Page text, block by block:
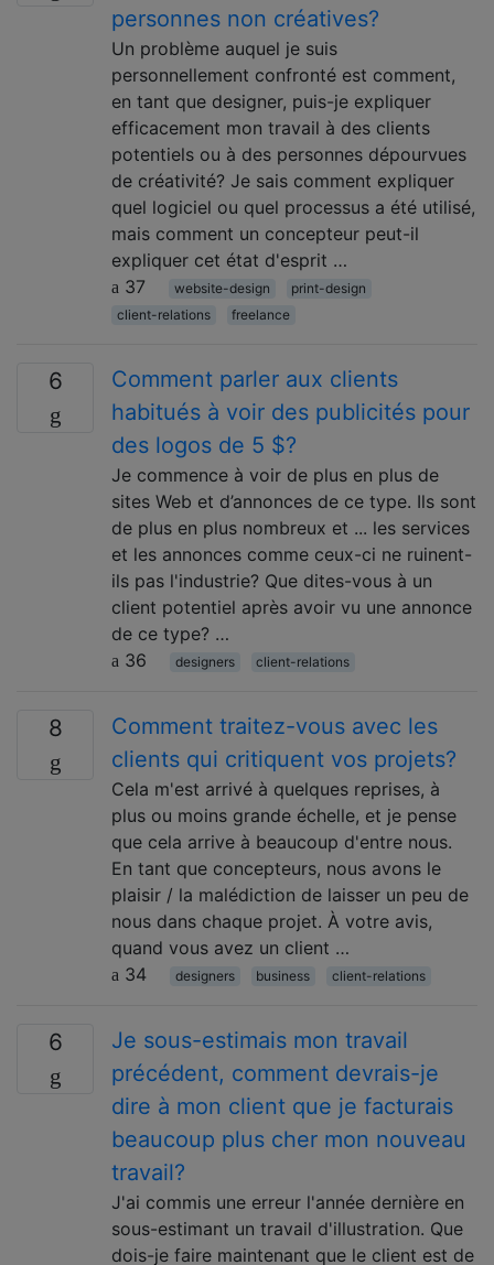
personnes non créatives?
Un problème auquel je suis
personnellement confronté est comment,
en tant que designer, puis-je expliquer
efficacement mon travail à des clients
potentiels ou à des personnes dépourvues
de créativité? Je sais comment expliquer
quel logiciel ou quel processus a été utilisé,
mais comment un concepteur peut-il
expliquer cet état d'esprit …
37
website-design
print-design
client-relations
freelance
6
Comment parler aux clients
habitués à voir des publicités pour
des logos de 5 $?
Je commence à voir de plus en plus de
sites Web et d’annonces de ce type. Ils sont
de plus en plus nombreux et ... les services
et les annonces comme ceux-ci ne ruinent-
ils pas l'industrie? Que dites-vous à un
client potentiel après avoir vu une annonce
de ce type? …
36
designers client-relations
8
Comment traitez-vous avec les
clients qui critiquent vos projets?
Cela m'est arrivé à quelques reprises, à
plus ou moins grande échelle, et je pense
que cela arrive à beaucoup d'entre nous.
En tant que concepteurs, nous avons le
plaisir / la malédiction de laisser un peu de
nous dans chaque projet. À votre avis,
quand vous avez un client …
34
designers business client-relations
6
Je sous-estimais mon travail
précédent, comment devrais-je
dire à mon client que je facturais
beaucoup plus cher mon nouveau
travail?
J'ai commis une erreur l'année dernière en
sous-estimant un travail d'illustration. Que
dois-je faire maintenant que le client est de